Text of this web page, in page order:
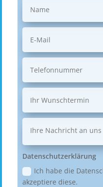
Datenschutzerklärung
Ich habe die
akzeptiere diese.